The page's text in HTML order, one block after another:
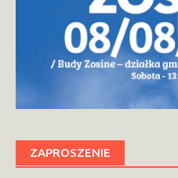
ZAPROSZENIE